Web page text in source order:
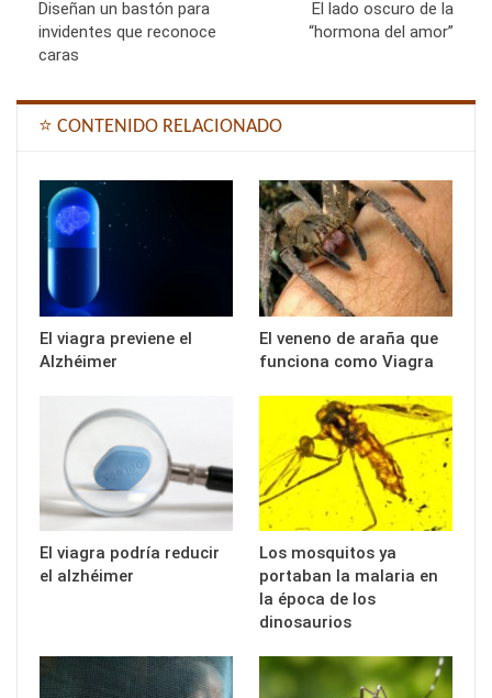
Diseñan un bastón para
invidentes que reconoce
caras
El lado oscuro de la
“hormona del amor”
⭐ CONTENIDO RELACIONADO
El viagra previene el
Alzhéimer
El veneno de araña que
funciona como Viagra
El viagra podría reducir
el alzhéimer
Los mosquitos ya
portaban la malaria en
la época de los
dinosaurios